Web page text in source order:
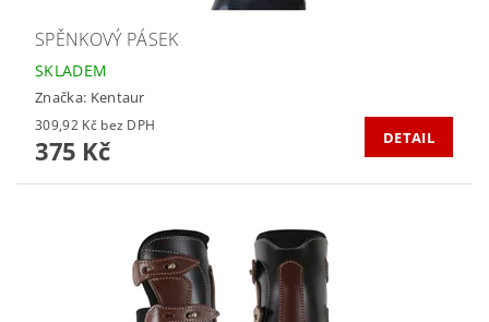
SPĚNKOVÝ PÁSEK
SKLADEM
Značka: Kentaur
309,92 Kč bez DPH
375 Kč DETAIL